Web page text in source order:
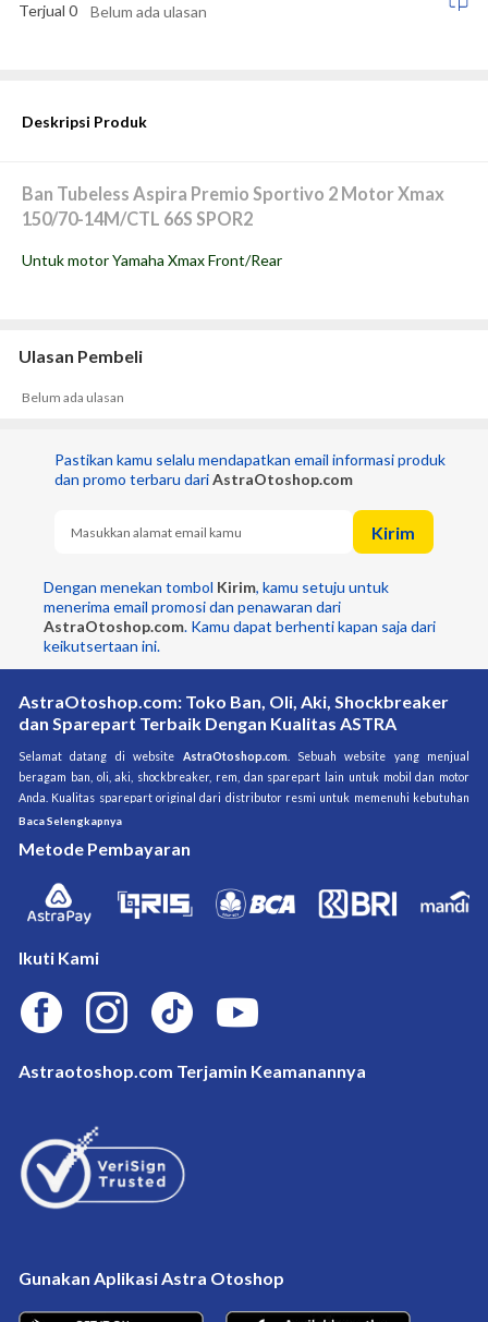
Terjual 0 Belum ada ulasan
Deskripsi Produk
Ban Tubeless Aspira Premio Sportivo 2 Motor Xmax
150/70-14M/CTL 66S SPOR2
Untuk motor Yamaha Xmax Front/Rear
Ulasan Pembeli
Belum ada ulasan
Pastikan kamu selalu mendapatkan email informasi produk
dan promo terbaru dari AstraOtoshop.com
Kirim
Dengan menekan tombol Kirim, kamu setuju untuk
AstraOtoshop.com. Kamu dapat berhenti kapan saja dari
keikutsertaan ini.
AstraOtoshop.com: Toko Ban, Oli, Aki, Shockbreaker
dan Sparepart Terbaik Dengan Kualitas ASTRA
Selamat datang di website AstraOtoshop.com . Sebuah website yang menjual
beragam ban, oli, aki, shockbreaker, rem, dan sparepart lain untuk mobil dan motor
Anda. Kualitas sparepart original dari distributor resmi untuk memenuhi kebutuhan
brand-brand kendaraan di Indonesia. Sparepart dijamin original dan berkualitas
Banten dengan berbelanja di
pemeriksaan dan pemasangan sparepart mulai dari ban, oli, aki, dan sparepart lain,
serta aksesoris untuk kendaraan Anda di Shop&Drive, Shop&Bike, Motoquick, dan
bengkel rekanan dari ASTRA lainnya di kota Anda.
Baca Selengkapnya
Metode Pembayaran
Ikuti Kami
Astraotoshop.com Terjamin Keamanannya
Gunakan Aplikasi Astra Otoshop